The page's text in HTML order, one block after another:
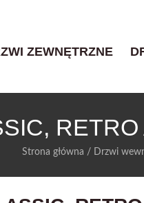
ZEWNĘTRZNE
Strona główna / Drzwi